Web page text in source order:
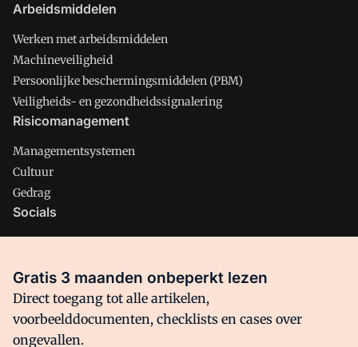
Arbeidsmiddelen
Werken met arbeidsmiddelen
Machineveiligheid
Persoonlijke beschermingsmiddelen (PBM)
Veiligheids- en gezondheidssignalering
Risicomanagement
Managementsystemen
Cultuur
Gedrag
Socials
Facebook
Gratis 3 maanden onbeperkt lezen
Direct toegang tot alle artikelen,
voorbeelddocumenten, checklists en cases over
ongevallen.